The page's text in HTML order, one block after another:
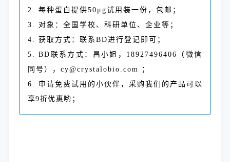
2. 每种蛋白提供50μg试用装一份，包邮；
3. 对象：全国学校、科研单位、企业等；
4. 获取方式：联系BD进行登记即可；
5. BD联系方式：昌小姐，18927496406（微信
同号），cy@crystalobio.com ；
6. 申请免费试用的小伙伴，采购我们的产品可以
享9折优惠哟；